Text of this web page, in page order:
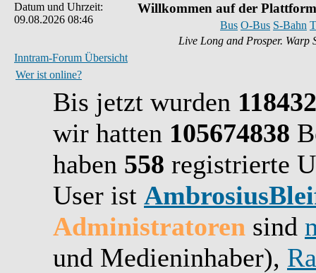
Datum und Uhrzeit:
09.08.2026 08:46
Inntram-Forum Übersicht
Willkommen auf der
Bus O-Bus S-Bahn
Live Long and Prosper. Warp
Wer ist online?
Bis jetzt wurden 118432
wir hatten 105674838
haben 558 registrierte
User ist
Administratoren sind
und Medieninhaber),